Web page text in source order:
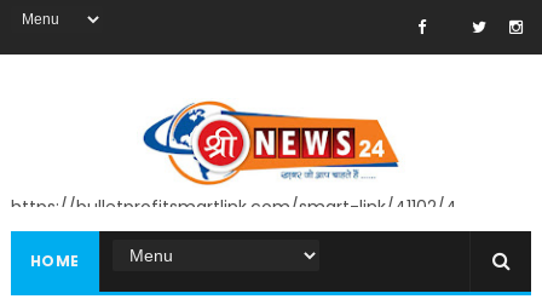
https://bulletprofitsmartlink.com/smart-link/41102/4
HOME